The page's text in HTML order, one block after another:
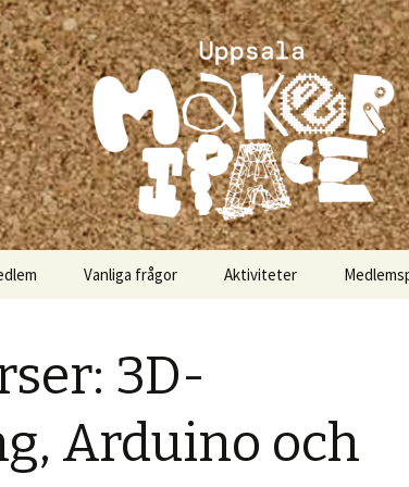
Vanliga frågor Aktiviteter
3D-
Arduino och